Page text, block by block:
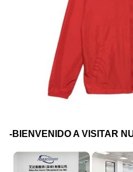
-BIENVENIDO A VISITAR